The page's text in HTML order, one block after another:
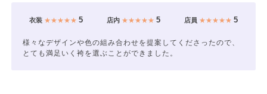
衣装★★★★★ 5 店内★★★★★ 5 店員 ★★★★★5
様々なデザインや色の組み合わせを提案してくださったので、
とても満足いく袴を選ぶことができました。